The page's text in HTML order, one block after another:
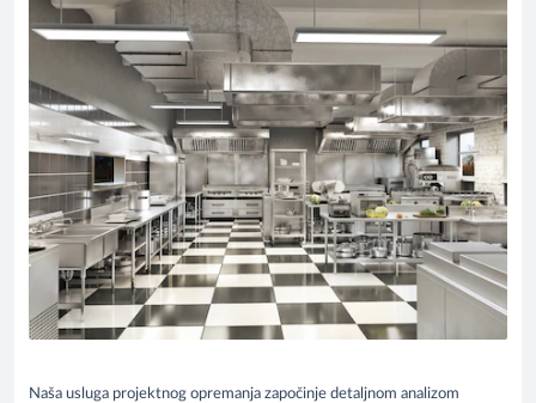
Naša usluga projektnog opremanja započinje detaljnom analizom